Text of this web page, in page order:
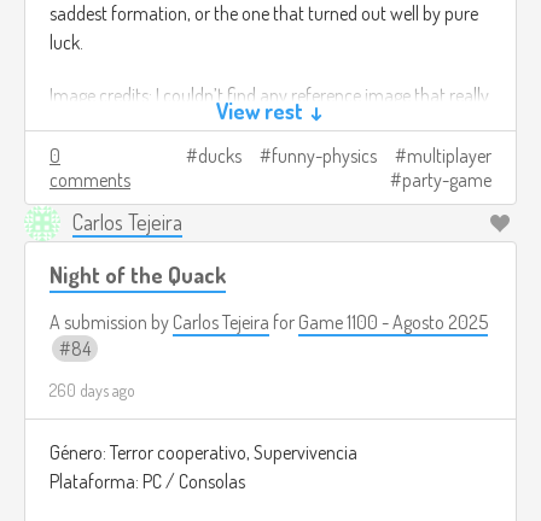
saddest formation, or the one that turned out well by pure
luck.
Image credits: I couldn’t find any reference image that really
matched what I was trying to show T_T
View rest ↓
0
comments
ducks funny-physics
multiplayer
party-game
Carlos Tejeira
Night of the Quack
A submission by Carlos Tejeira for Game 1100 - Agosto 2025
84
260 days ago
Género: Terror cooperativo, Supervivencia
Plataforma: PC / Consolas